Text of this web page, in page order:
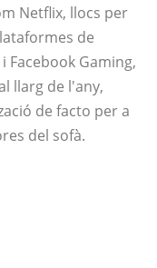
Netflix, llocs per
de
Gaming,
llarg de l'any,
de facto per a
del sofà.